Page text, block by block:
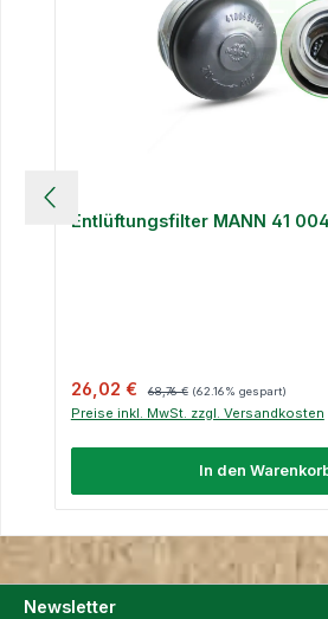
Entlüftungsfilter MANN 41
Verkaufspreis:
26,02 € 68,76 € (62.16% gespart)
Preise inkl. MwSt. zzgl. Versandkosten
In den
Newsletter